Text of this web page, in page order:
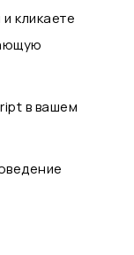
кликаете
в вашем